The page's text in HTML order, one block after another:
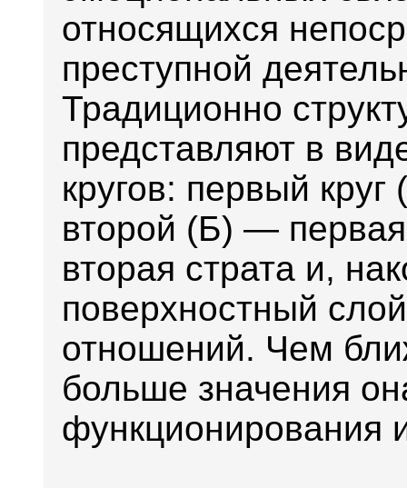
относящихся
преступной
Традиционно
представляют в
кругов: первый
второй (Б) —
вторая страта и,
поверхностный
отношений. Чем
больше значения
функционирования